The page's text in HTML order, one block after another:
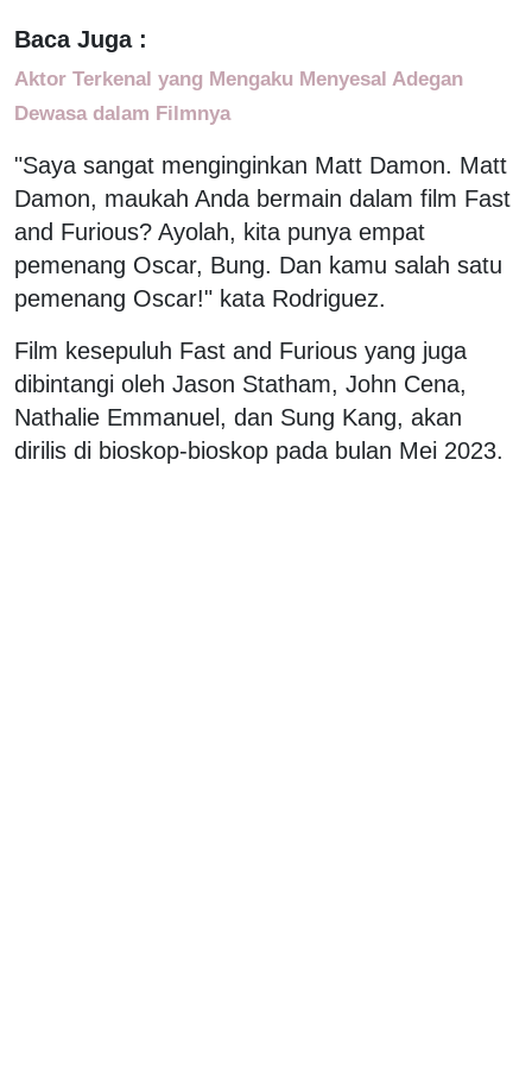
Baca Juga :
Aktor Terkenal yang Mengaku Menyesal Adegan
Dewasa dalam Filmnya
"Saya sangat menginginkan Matt Damon. Matt
Damon, maukah Anda bermain dalam film Fast
and Furious? Ayolah, kita punya empat
pemenang Oscar, Bung. Dan kamu salah satu
pemenang Oscar!" kata Rodriguez.
Film kesepuluh Fast and Furious yang juga
dibintangi oleh Jason Statham, John Cena,
Nathalie Emmanuel, dan Sung Kang, akan
dirilis di bioskop-bioskop pada bulan Mei 2023.